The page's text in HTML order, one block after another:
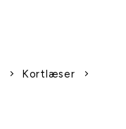
Kortlæser